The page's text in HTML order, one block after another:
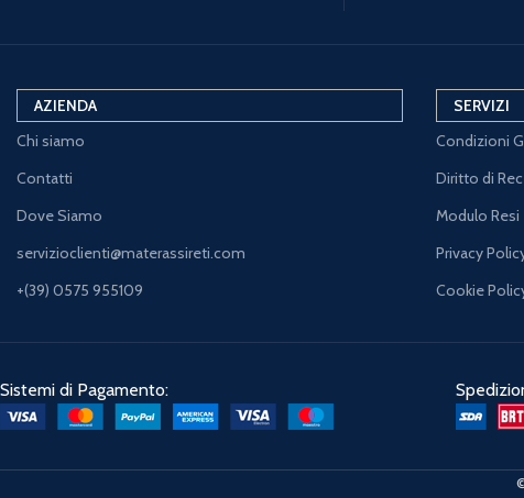
AZIENDA
Chi siamo
Contatti
Dove Siamo
servizioclienti@materassireti.com
+(39) 0575 955109
SERVIZI
Condizioni
Diritto di
Modulo Resi
Privacy
Cookie
Sistemi di Pagamento: